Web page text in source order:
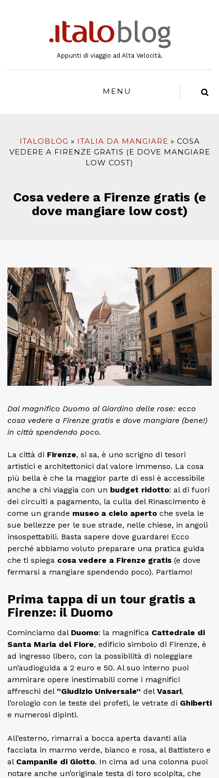
Appunti di viaggio ad Alta Velocità.
MENU
ITALOBLOG ITALIA DA MANGIARE
COSA
VEDERE A FIRENZE GRATIS (E DOVE MANGIARE
LOW COST)
Cosa vedere a Firenze gratis (e
dove mangiare low cost)
Dal magnifico Duomo al Giardino delle rose: ecco
cosa vedere a Firenze gratis e dove mangiare (bene!)
in città spendendo poco.
La città di Firenze, si sa, è uno scrigno di tesori
artistici e architettonici dal valore immenso. La cosa
più bella è che la maggior parte di essi è accessibile
anche a chi viaggia con un budget ridotto: al di fuori
dei circuiti a pagamento, la culla del Rinascimento è
come un grande museo a cielo aperto che svela le
sue bellezze per le sue strade, nelle chiese, in angoli
insospettabili. Basta sapere dove guardare! Ecco
perché abbiamo voluto preparare una pratica guida
che ti spiega cosa vedere a Firenze gratis (e dove
fermarsi a mangiare spendendo poco). Partiamo!
Prima tappa di un tour gratis a
Firenze: il Duomo
Cominciamo dal Duomo: la magnifica Cattedrale di
Santa Maria del Fiore, edificio simbolo di Firenze, è
ad ingresso libero, con la possibilità di noleggiare
un’audioguida a 2 euro e 50. Al suo interno puoi
ammirare opere inestimabili come i magnifici
affreschi del “Giudizio Universale” del Vasari,
l’orologio con le teste dei profeti, le vetrate di Ghiberti
e numerosi dipinti.
All’esterno, rimarrai a bocca aperta davanti alla
facciata in marmo verde, bianco e rosa, al Battistero e
al Campanile di Giotto. In cima ad una colonna puoi
notare anche un’originale testa di toro scolpita, che